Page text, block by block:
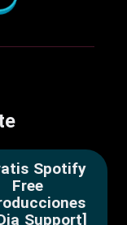
Spotify
Free